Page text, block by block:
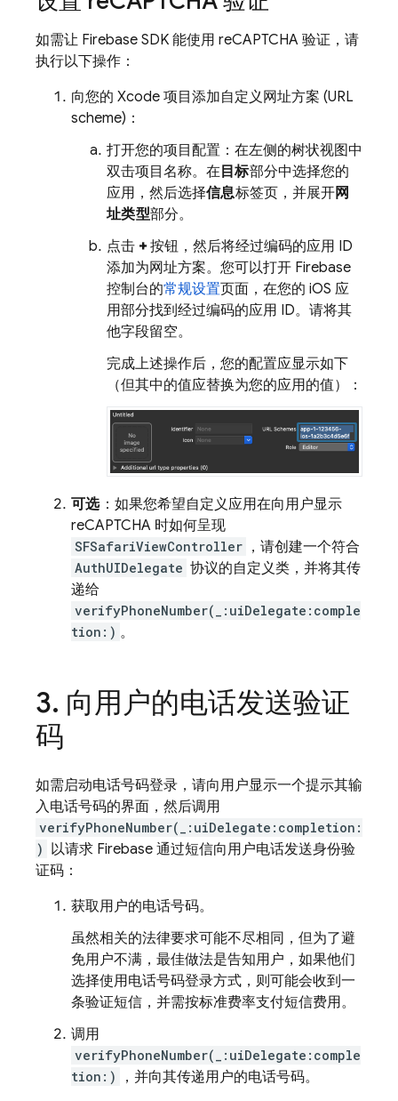
如需让 Firebase SDK 能使用 reCAPTCHA 验证，请
执行以下操作：
向您的 Xcode 项目添加自定义网址方案 (URL
scheme)：
打开您的项目配置：在左侧的树状视图中
双击项目名称。在 目标部分中选择您的
应用，然后选择信息标签页，并展开网
址类型部分。
点击 +按钮，然后将经过编码的应用 ID
添加为网址方案。您可以打开 Firebase
控制台的常规设置页面，在您的 iOS 应
用部分找到经过编码的应用 ID。请将其
他字段留空。
完成上述操作后，您的配置应显示如下
（但其中的值应替换为您的应用的值）：
可选：如果您希望自定义应用在向用户显示
reCAPTCHA 时如何呈现
SFSafariViewController ，请创建一个符合
AuthUIDelegate 协议的自定义类，并将其传
递给
verifyPhoneNumber(_:uiDelegate:comple
tion:) 。
向用户的电话发送验证
码
如需启动电话号码登录，请向用户显示一个提示其输
入电话号码的界面，然后调用
verifyPhoneNumber(_:uiDelegate:completion:
) 以请求 Firebase 通过短信向用户电话发送身份验
证码：
获取用户的电话号码。
虽然相关的法律要求可能不尽相同，但为了避
免用户不满，最佳做法是告知用户，如果他们
选择使用电话号码登录方式，则可能会收到一
条验证短信，并需按标准费率支付短信费用。
调用
verifyPhoneNumber(_:uiDelegate:comple
tion:)
，并向其传递用户的电话号码。